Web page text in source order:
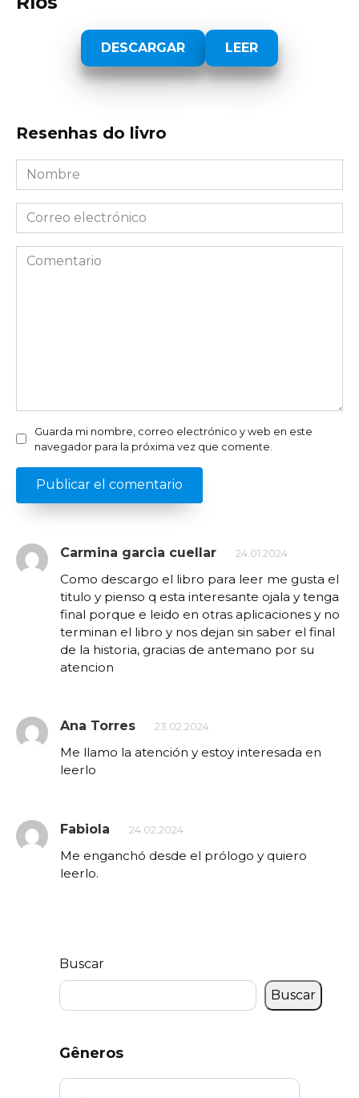
DESCARGAR LEER
Resenhas do livro
Nombre
*
Correo
electrónico
*Comentario
Guarda mi nombre, correo electrónico y web en este
navegador para la próxima vez que comente.
Carmina garcia cuellar 24.01.2024
Como descargo el libro para leer me gusta el
titulo y pienso q esta interesante ojala y tenga
final porque e leido en otras aplicaciones y no
terminan el libro y nos dejan sin saber el final
de la historia, gracias de antemano por su
atencion
Ana Torres 23.02.2024
Me llamo la atención y estoy interesada en
leerlo
Fabiola 24.02.2024
Me enganchó desde el prólogo y quiero
leerlo.
Buscar
Buscar
Gêneros